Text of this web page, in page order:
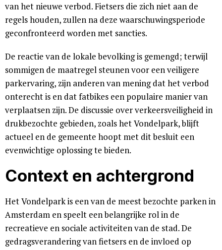
van het nieuwe verbod. Fietsers die zich niet aan de
regels houden, zullen na deze waarschuwingsperiode
geconfronteerd worden met sancties.
De reactie van de lokale bevolking is gemengd; terwijl
sommigen de maatregel steunen voor een veiligere
parkervaring, zijn anderen van mening dat het verbod
onterecht is en dat fatbikes een populaire manier van
verplaatsen zijn. De discussie over verkeersveiligheid in
drukbezochte gebieden, zoals het Vondelpark, blijft
actueel en de gemeente hoopt met dit besluit een
evenwichtige oplossing te bieden.
Context en achtergrond
Het Vondelpark is een van de meest bezochte parken in
Amsterdam en speelt een belangrijke rol in de
recreatieve en sociale activiteiten van de stad. De
gedragsverandering van fietsers en de invloed op